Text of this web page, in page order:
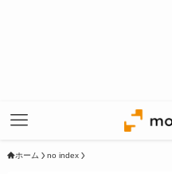
ホーム no index